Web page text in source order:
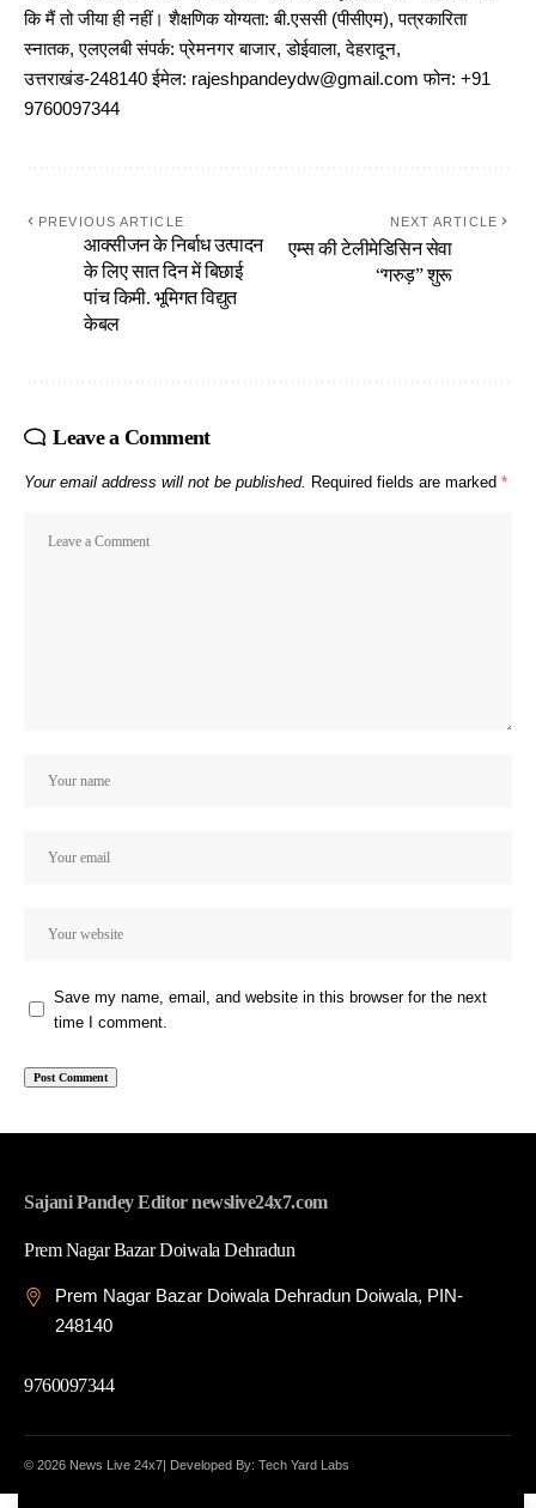
कि मैं तो जीया ही नहीं। शैक्षणिक योग्यता: बी.एससी (पीसीएम), पत्रकारिता
स्नातक, एलएलबी संपर्क: प्रेमनगर बाजार, डोईवाला, देहरादून,
उत्तराखंड-248140 ईमेल: rajeshpandeydw@gmail.com फोन: +91
9760097344
PREVIOUS ARTICLE
आक्सीजन के निर्बाध उत्पादन
के लिए सात दिन में बिछाई
पांच किमी. भूमिगत विद्युत
केबल
NEXT ARTICLE
एम्स की टेलीमेडिसिन सेवा
“गरुड़” शुरू
Leave a Comment
Your email address will not be published. Required fields are marked *
Save my name, email, and website in this browser for the next
time I comment.
Sajani Pandey Editor newslive24x7.com
Prem Nagar Bazar Doiwala Dehradun
Prem Nagar Bazar Doiwala Dehradun Doiwala, PIN-
248140
9760097344
© 2026 News Live 24x7| Developed By: Tech Yard Labs